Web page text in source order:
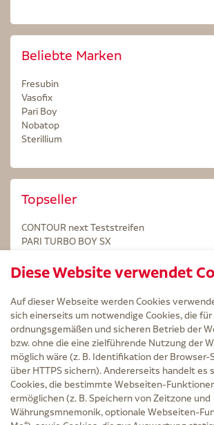
Beliebte Marken
Fresubin
Vasofix
Pari Boy
Nobatop
Sterillium
Topseller
CONTOUR next Teststreifen
PARI TURBO BOY SX
Kintex Kinesiologie Tape blau
Service
Versand und Lieferzeit
Kontakt
FAQ
AGB
Cookie-Einstellungen
Diese Website verwendet
Auf dieser Webseite werden Cookies
sich einerseits um notwendige Cookies, die für
ordnungsgemäßen und sicheren Betrieb der
bzw. ohne die eine zielführende Nutzung der
möglich wäre (z. B. Identifikation der Browser-
über HTTPS sichern). Andererseits handelt es
Cookies, die bestimmte Webseiten-
ermöglichen (z. B. Speichern von Zeitzone und
Währungsmnemonik, optionale Webseiten-